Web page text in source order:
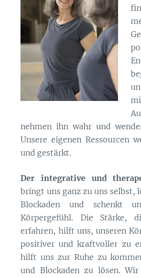
nehmen ihn wahr und
Unsere eigenen Ressourcen
und gestärkt.
Der
integrative und
bringt uns ganz zu uns selbst,
Blockaden und schenkt
Körpergefühl. Die Stärke,
erfahren, hilft uns, unseren
positiver und kraftvoller zu
hilft uns zur Ruhe zu
und Blockaden zu lösen.